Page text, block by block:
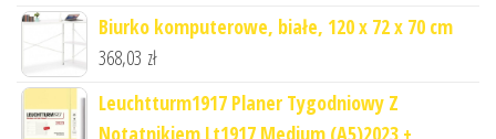
Biurko komputerowe, białe, 120 x 72 x 70 cm
368,03 zł
Leuchtturm1917 Planer Tygodniowy Z
Notatnikiem Lt1917 Medium (A5)2023 +